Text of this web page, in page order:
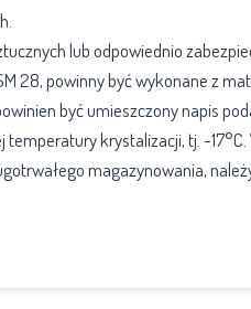
lub odpowiednio
28, powinny być wykonane z
być umieszczony napis
krystalizacji, tj. -17°C.
magazynowania,